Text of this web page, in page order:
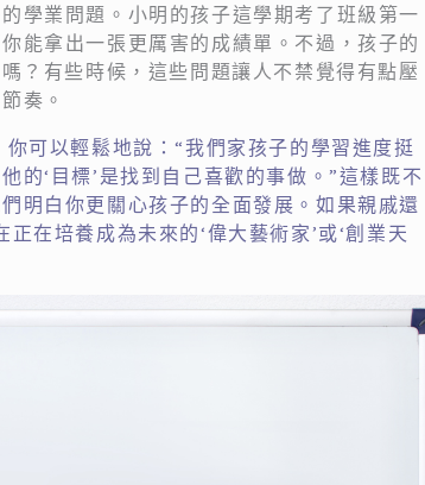
學業問題。小明的孩子這學期考了班級第一
能拿出一張更厲害的成績單。不過，孩子的
？有些時候，這些問題讓人不禁覺得有點壓
奏。
可以輕鬆地說：“我們家孩子的學習進度挺
的‘目標’是找到自己喜歡的事做。”這樣既不
明白你更關心孩子的全面發展。如果親戚還
在培養成為未來的‘偉大藝術家’或‘創業天